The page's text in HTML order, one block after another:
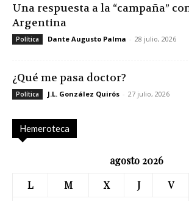
Una respuesta a la “campaña”
Argentina
Política Dante Augusto Palma - 28 julio, 2026
¿Qué me pasa doctor?
Política J.L. González Quirós - 27 julio, 2026
Hemeroteca
agosto 2026
L
M X J V